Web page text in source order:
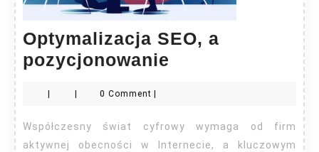
Optymalizacja SEO, a
pozycjonowanie
pozycjonowanie
0 Comment
Współczesny świat cyfrowy wymaga od firm
aktywnej obecności w Internecie, a kluczowym